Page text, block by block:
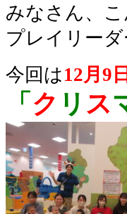
みなさん、こ
プレイリーダ
今回は12月9
「 ク リ ス